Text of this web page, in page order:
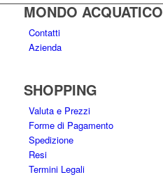
MONDO ACQUATICO
Contatti
Azienda
SHOPPING
Valuta e Prezzi
Forme di Pagamento
Spedizione
Resi
Termini Legali